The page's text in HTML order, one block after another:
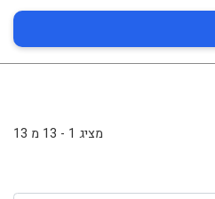
מציג 1 - 13 מ 13